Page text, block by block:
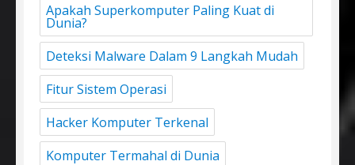
Apakah Superkomputer Paling Kuat di
Dunia?
Deteksi Malware Dalam 9 Langkah Mudah
Fitur Sistem Operasi
Hacker Komputer Terkenal
Komputer Termahal di Dunia